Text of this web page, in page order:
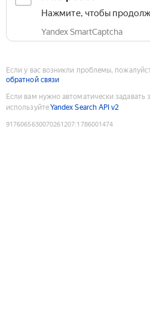
Нажмите, чтобы
Yandex SmartCaptcha
Если у вас возникли проблемы,
обратной связи
Если вам нужно автоматически задавать
используйтеYandex Search API v2
9176065630070261207:1786001474